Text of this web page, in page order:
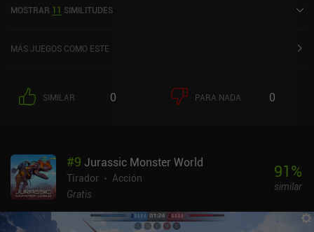
consisten en partidas con varios objetivos elegidos al azar.La
armas más rápido que moliendo, lo que lo hace un poco P2W,
lugar de competitivamente.Honestamente, es sobre todo un clon
mediocre de Brawl Stars.
MOSTRAR 11 SIMILITUDES
MÁS JUEGOS COMO ESTE
SIMILAR 0 PARA NADA 0
#9 Jurassic Monster World
Tirador
Acción
Gratis
91%
similar